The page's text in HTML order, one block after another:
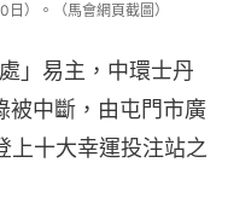
）。（馬會網頁截圖）
」易主，中環士丹
被中斷，由屯門市廣
上十大幸運投注站之